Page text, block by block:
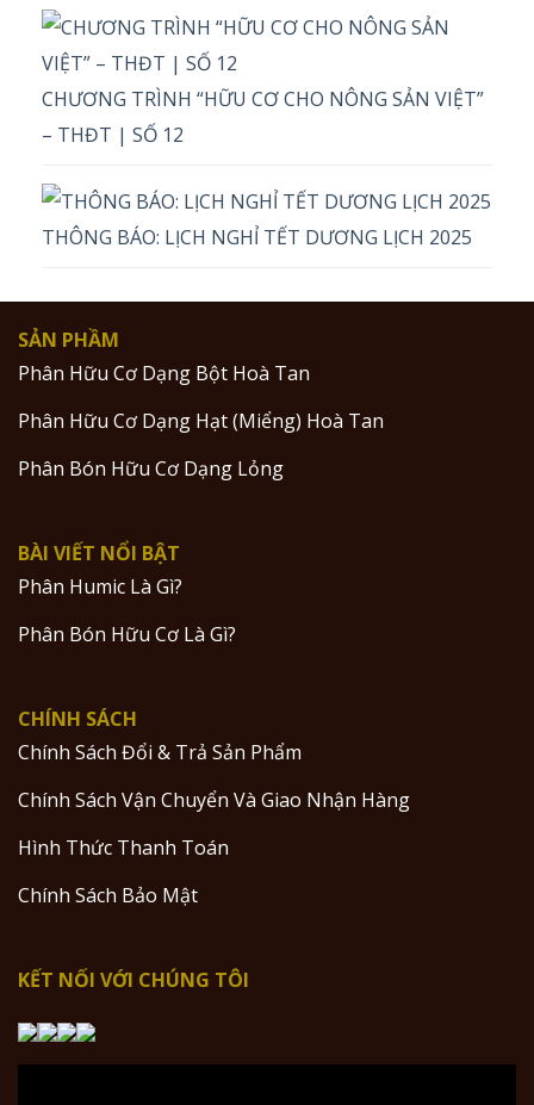
CHƯƠNG TRÌNH “HỮU CƠ CHO NÔNG SẢN VIỆT”
– THĐT | SỐ 12
THÔNG BÁO: LỊCH NGHỈ TẾT DƯƠNG LỊCH 2025
SẢN PHẦM
Phân Hữu Cơ Dạng Bột Hoà Tan
Phân Hữu Cơ Dạng Hạt (Miểng) Hoà Tan
Phân Bón Hữu Cơ Dạng Lỏng
BÀI VIẾT NỔI BẬT
Phân Humic Là Gì?
Phân Bón Hữu Cơ Là Gì?
CHÍNH SÁCH
Chính Sách Đổi & Trả Sản Phẩm
Chính Sách Vận Chuyển Và Giao Nhận Hàng
Hình Thức Thanh Toán
Chính Sách Bảo Mật
KẾT NỐI VỚI CHÚNG TÔI